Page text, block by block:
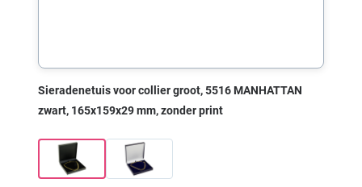
Sieradenetuis voor collier groot, 5516 MANHATTAN
zwart, 165x159x29 mm, zonder print